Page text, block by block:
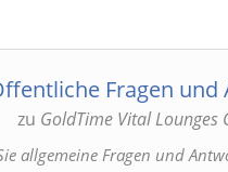
Fragen
zu GoldTime Vital Lounges
allgemeine Fragen und